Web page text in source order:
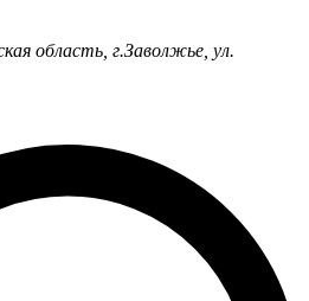
область, г.Заволжье ул.